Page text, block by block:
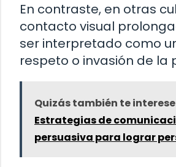
En contraste, en otras
contacto visual
ser interpretado como
respeto o invasión de la
Quizás también te
Estrategias de
persuasiva para lograr